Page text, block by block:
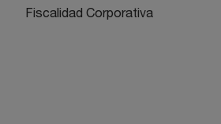
Fiscalidad Corporativa